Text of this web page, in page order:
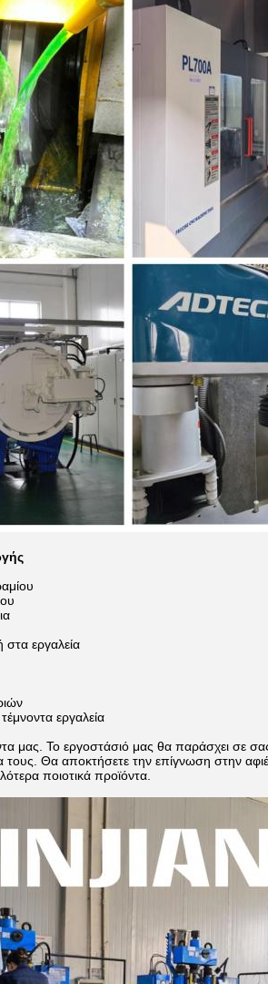
εργαλεία
εργαλεία
μας. Το εργοστάσιό μας θα παράσχει σε
τους. Θα αποκτήσετε την επίγνωση στην
ποιοτικά προϊόντα.